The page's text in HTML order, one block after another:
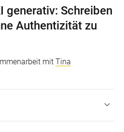
generativ: Schreiben
Authentizität zu
mit Tina